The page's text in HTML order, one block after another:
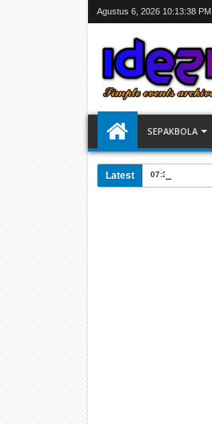
Agustus 6, 2026 10:13:39 PM
SEPAKBOLA
Latest 07:31 AM